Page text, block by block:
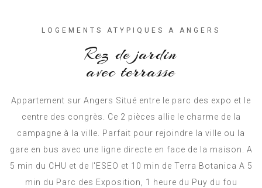
LOGEMENTS ATYPIQUES A ANGERS
Rez de jardin
avec terrasse
Appartement sur Angers Situé entre le parc des expo et le
centre des congrès. Ce 2 pièces allie le charme de la
campagne à la ville. Parfait pour rejoindre la ville ou la
gare en bus avec une ligne directe en face de la maison. A
5 min du CHU et de l'ESEO et 10 min de Terra Botanica A 5
min du Parc des Exposition, 1 heure du Puy du fou